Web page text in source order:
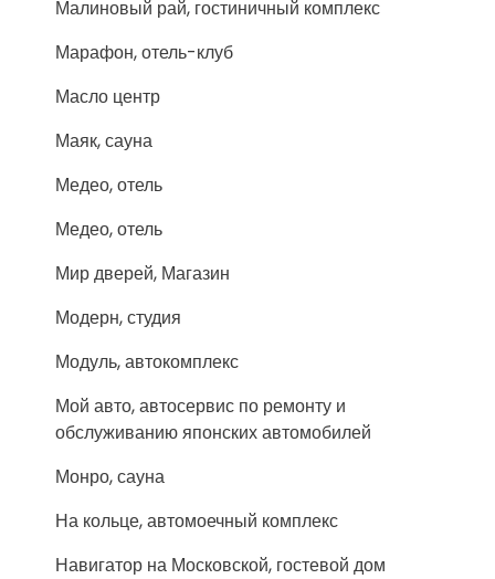
Малиновый рай, гостиничный комплекс
Марафон, отель-клуб
Масло центр
Маяк, сауна
Медео, отель
Медео, отель
Мир дверей, Магазин
Модерн, студия
Модуль, автокомплекс
Мой авто, автосервис по ремонту и
обслуживанию японских автомобилей
Монро, сауна
На кольце, автомоечный комплекс
Навигатор на Московской, гостевой дом